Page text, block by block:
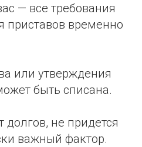
— все требования
приставов временно
или утверждения
быть списана.
не придется
важный фактор.